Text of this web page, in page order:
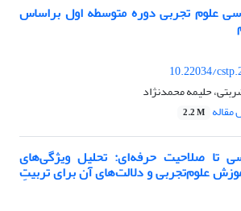
علوم تجربی دوره متوسطه اول براساس
10.22034/
حلیمه محمدنژاد
2.2 M
تا صلاحیت حرفه‌ای: تحلیل ویژگی‌های
علوم‌تجربی و دلالت‌های آن برای تربیتِ